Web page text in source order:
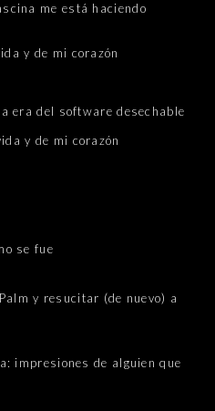
me está haciendo
y de mi corazón
era del software desechable
y de mi corazón
se fue
y resucitar (de nuevo) a
impresiones de alguien que